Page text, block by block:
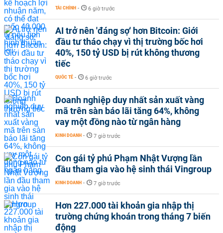
TÀI CHÍNH - 6 giờ trước
AI trở nên 'đáng sợ' hơn Bitcoin: Giới
đầu tư tháo chạy vì thị trường bốc hơi
40%, 150 tỷ USD bị rút không thương
tiếc
QUỐC TẾ - 6 giờ trước
Doanh nghiệp duy nhất sản xuất vàng
mã trên sàn báo lãi tăng 64%, không
vay một đồng nào từ ngân hàng
KINH DOANH - 7 giờ trước
Con gái tỷ phú Phạm Nhật Vượng lần
đầu tham gia vào hệ sinh thái Vingroup
KINH DOANH - 7 giờ trước
Hơn 227.000 tài khoản gia nhập thị
trường chứng khoán trong tháng 7 biến
động